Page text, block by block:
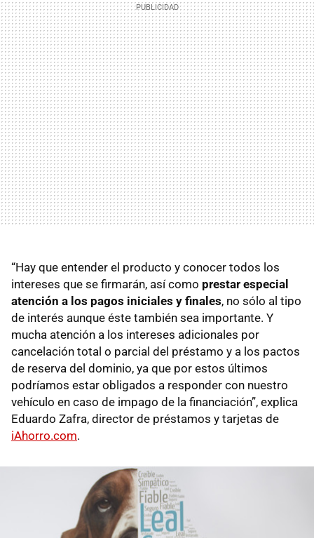
“Hay que entender el producto y conocer todos los
intereses que se firmarán, así como prestar especial
atención a los pagos iniciales y finales, no sólo al tipo
de interés aunque éste también sea importante. Y
mucha atención a los intereses adicionales por
cancelación total o parcial del préstamo y a los pactos
de reserva del dominio, ya que por estos últimos
podríamos estar obligados a responder con nuestro
vehículo en caso de impago de la financiación”, explica
Eduardo Zafra, director de préstamos y tarjetas de
iAhorro.com.